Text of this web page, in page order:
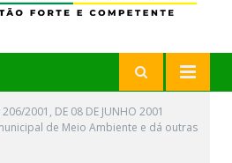
206/2001, DE 08 DE JUNHO 2001
de Meio Ambiente e dá outras